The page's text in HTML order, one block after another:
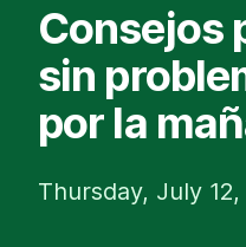
Consejos
sin
por la
Thursday, July 12,